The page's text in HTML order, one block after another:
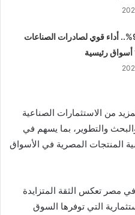
إسبانيا تقفز 94%.. أداء قوي لصادرات الصناعات
من الاستثمارات الصناعية
والبحث والتطوير، بما يسهم في
المنتجات المصرية في الأسواق
مصر تعكس الثقة المتزايدة
التي توفرها السوق